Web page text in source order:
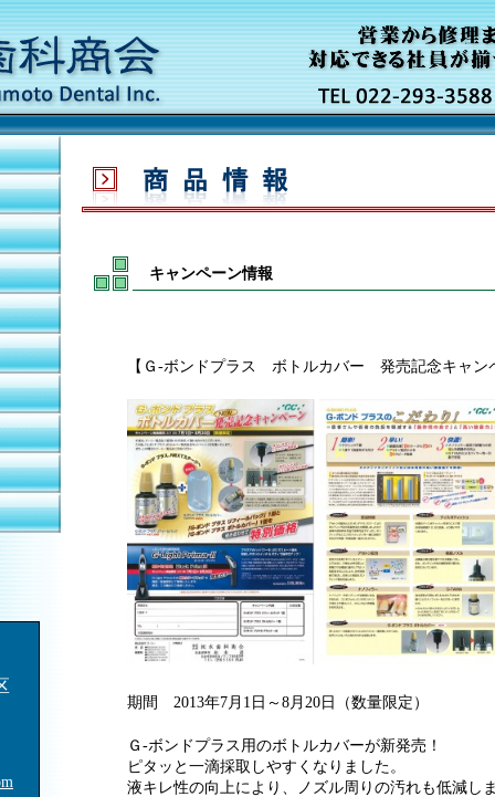
キャンペーン情報
【Ｇ-ボンドプラス ボトルカバー 発売記念キャン
期間 2013年7月1日～8月20日（数量限定）
Ｇ-ボンドプラス用のボトルカバーが新発売！
ピタッと一滴採取しやすくなりました。
液キレ性の向上により、ノズル周りの汚れも低減し